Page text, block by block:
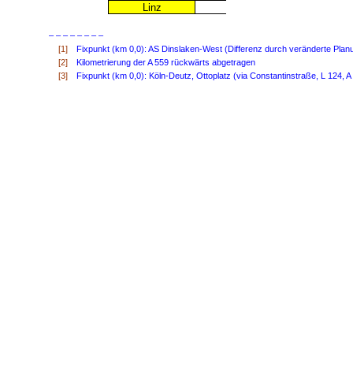
Linz
– – – – – – – –
[1]
Fixpunkt (km 0,0): AS Dinslaken-West (Differenz durch veränderte
[2]
Kilometrierung der A 559 rückwärts abgetragen
[3]
Fixpunkt (km 0,0): Köln-Deutz, Ottoplatz (via Constantinstraße, L 124,